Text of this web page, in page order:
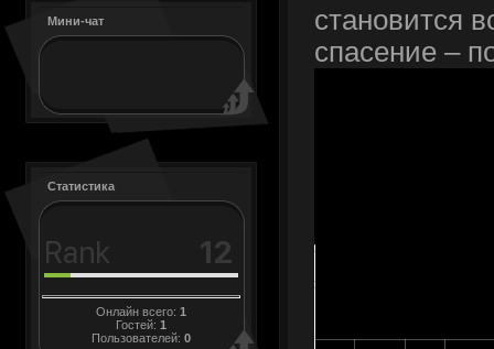
Мини-чат
Статистика
Онлайн всего: 1
Гостей: 1
Пользователей: 0
становится
спасение –